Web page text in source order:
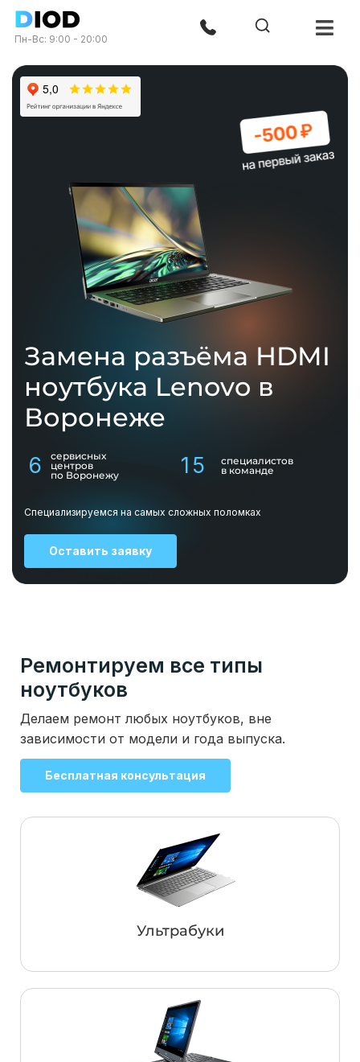
Пн-Вс: 9:00 - 20:00
Замена разъёма HDMI
ноутбука Lenovo в
Воронеже
6
сервисных
центров
по Воронежу
15
специалистов
в команде
Специализируемся на самых сложных поломках
Оставить заявку
Ремонтируем все типы
ноутбуков
Делаем ремонт любых ноутбуков, вне
зависимости от модели и года выпуска.
Бесплатная консультация
Ультрабуки